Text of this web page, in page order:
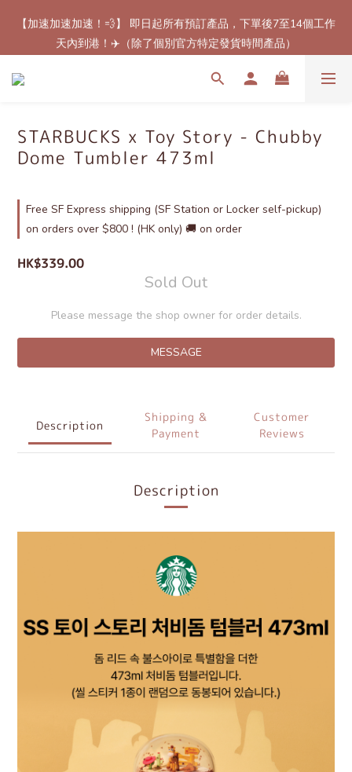
【最新免郵優惠！🚚】滿$800（折扣後總額）包順豐站或櫃自取
郵費！（只限香港地區）
【加速加速加速！💨】 即日起所有預訂產品，下單後7至14個工作
天內到港！✈️（除了個別官方特定發貨時間產品）
【最新免郵優惠！🚚】滿$800（折扣後總額）包順豐站或櫃自取
STARBUCKS x Toy Story - Chubby
Dome Tumbler 473ml
Free SF Express shipping (SF Station or Locker self-pickup)
on orders over $800 ! (HK only) 🚚 on order
HK$339.00
Sold Out
Please message the shop owner for order details.
MESSAGE
Description
Shipping &
Payment
Customer
Reviews
Description